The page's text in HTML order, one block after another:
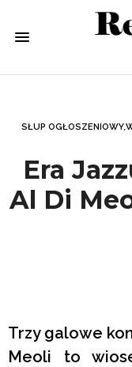
SŁUP OGŁOSZENIOWY,
Era
Al Di
Trzy galowe
Meoli to